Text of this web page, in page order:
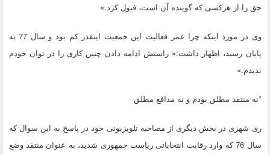
حق را از هرکسی که گوینده آن است، قبول کرد.»
وی در مورد اینکه چرا عمر فعالیت این جمعیت اینقدر کم بود و سال 77 به
پایان رسید، اظهار داشت:« راستش ادامه دادن چنین کاری را در توان خودم
ندیدم.»
*نه منتقد مطلق بودم و نه مدافع مطلق
ری شهری در بخش دیگری از مصاحبه تلویزیونی خود در پاسخ به این سوال که
سال 76 که وارد رقابت انتخاباتی ریاست جمهوری شدید، به عنوان منتقد وضع